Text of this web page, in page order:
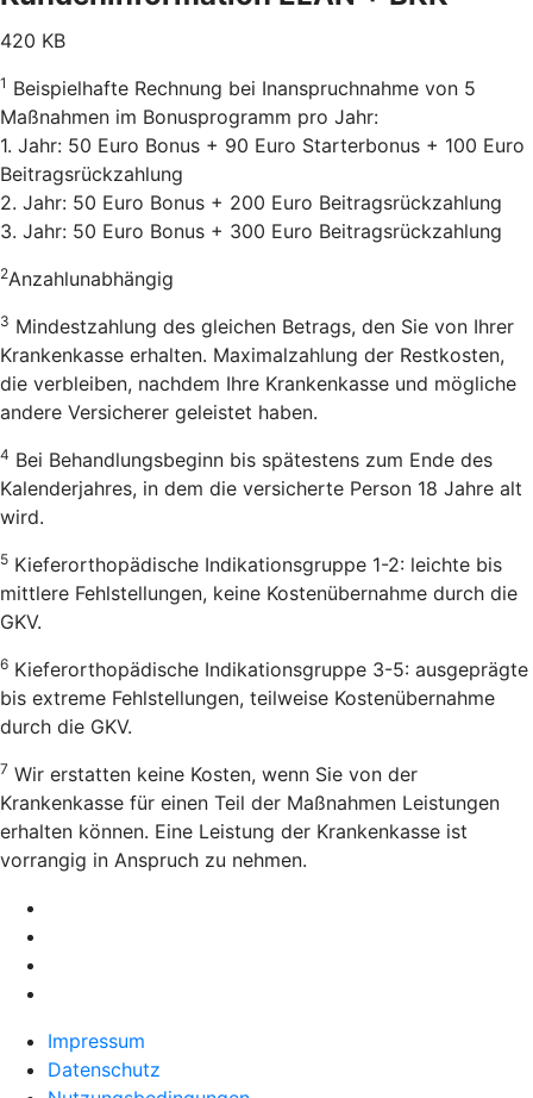
420 KB
1 Beispielhafte Rechnung bei Inanspruchnahme von 5
Maßnahmen im Bonusprogramm pro Jahr:
1. Jahr: 50 Euro Bonus + 90 Euro Starterbonus + 100 Euro
Beitragsrückzahlung
2. Jahr: 50 Euro Bonus + 200 Euro Beitragsrückzahlung
3. Jahr: 50 Euro Bonus + 300 Euro Beitragsrückzahlung
2Anzahlunabhängig
3 Mindestzahlung des gleichen Betrags, den Sie von Ihrer
Krankenkasse erhalten. Maximalzahlung der Restkosten,
die verbleiben, nachdem Ihre Krankenkasse und mögliche
andere Versicherer geleistet haben.
4 Bei Behandlungsbeginn bis spätestens zum Ende des
Kalenderjahres, in dem die versicherte Person 18 Jahre alt
wird.
5 Kieferorthopädische Indikationsgruppe 1-2: leichte bis
mittlere Fehlstellungen, keine Kostenübernahme durch die
GKV.
6 Kieferorthopädische Indikationsgruppe 3-5: ausgeprägte
bis extreme Fehlstellungen, teilweise Kostenübernahme
durch die GKV.
7 Wir erstatten keine Kosten, wenn Sie von der
Krankenkasse für einen Teil der Maßnahmen Leistungen
erhalten können. Eine Leistung der Krankenkasse ist
vorrangig in Anspruch zu nehmen.
Impressum
Datenschutz